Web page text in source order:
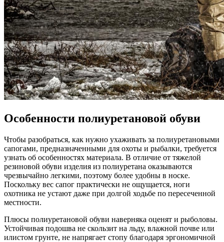
Особенности полиуретановой обуви
Чтобы разобраться, как нужно ухаживать за полиуретановыми
сапогами, предназначенными для охоты и рыбалки, требуется
узнать об особенностях материала. В отличие от тяжелой
резиновой обуви изделия из полиуретана оказываются
чрезвычайно легкими, поэтому более удобны в носке.
Поскольку вес сапог практически не ощущается, ноги
охотника не устают даже при долгой ходьбе по пересеченной
местности.
Плюсы полиуретановой обуви наверняка оценят и рыболовы.
Устойчивая подошва не скользит на льду, влажной почве или
илистом грунте, не напрягает стопу благодаря эргономичной